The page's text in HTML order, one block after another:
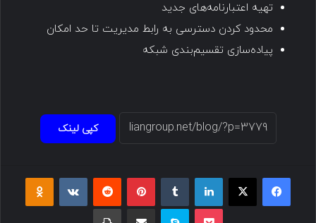
تهیه اعتبارنامه‌های جدید
محدود کردن دسترسی به رابط مدیریت تا حد امکان
پیاده‌سازی تقسیم‌بندی شبکه
کپی لینک